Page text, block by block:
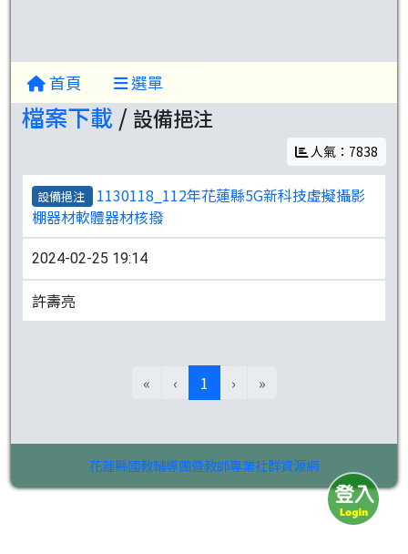
首頁 選單
檔案下載 / 設備挹注
人氣：7838
設備挹注
1130118_112年花蓮縣5G新科技虛擬攝影
棚器材軟體器材核撥
2024-02-25 19:14
許壽亮
« ‹ 1 (目前頁次)
› »
花蓮縣國教輔導團暨教師專業社群資源網